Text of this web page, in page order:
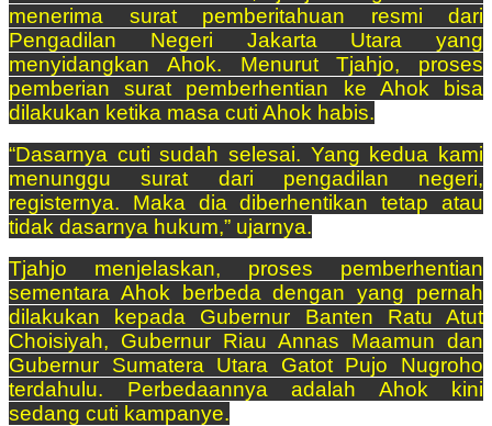
menerima surat pemberitahuan resmi dari
Pengadilan Negeri Jakarta Utara yang
menyidangkan Ahok. Menurut Tjahjo, proses
pemberian surat pemberhentian ke Ahok bisa
dilakukan ketika masa cuti Ahok habis.
“Dasarnya cuti sudah selesai. Yang kedua kami
menunggu surat dari pengadilan negeri,
registernya. Maka dia diberhentikan tetap atau
tidak dasarnya hukum,” ujarnya.
Tjahjo menjelaskan, proses pemberhentian
sementara Ahok berbeda dengan yang pernah
dilakukan kepada Gubernur Banten Ratu Atut
Choisiyah, Gubernur Riau Annas Maamun dan
Gubernur Sumatera Utara Gatot Pujo Nugroho
terdahulu. Perbedaannya adalah Ahok kini
sedang cuti kampanye.